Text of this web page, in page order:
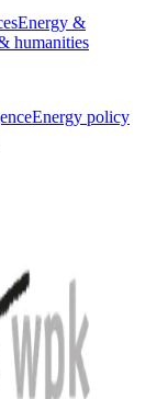
Energy &
humanities
Energy policy